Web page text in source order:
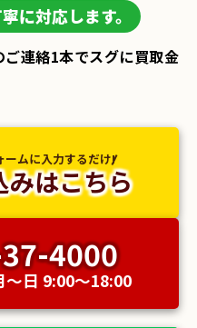
に対応します。
連絡1本でスグに買取金
ムに入力するだけ!
みはこちら
4000
日 9:00〜18:00